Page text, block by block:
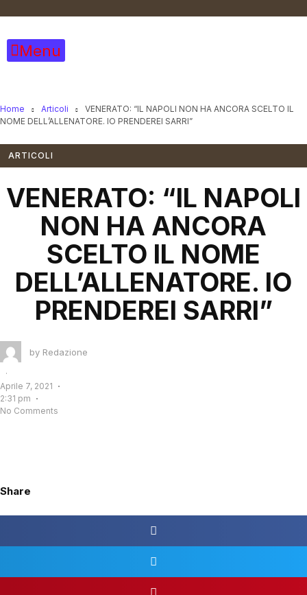
contenuto
Menu
Home Articoli
VENERATO: “IL NAPOLI NON HA ANCORA SCELTO IL
NOME DELL’ALLENATORE. IO PRENDEREI SARRI”
ARTICOLI
VENERATO: “IL NAPOLI
NON HA ANCORA
SCELTO IL NOME
DELL’ALLENATORE. IO
PRENDEREI SARRI”
by Redazione
·
Aprile 7, 2021
2:31 pm
No Comments
Share